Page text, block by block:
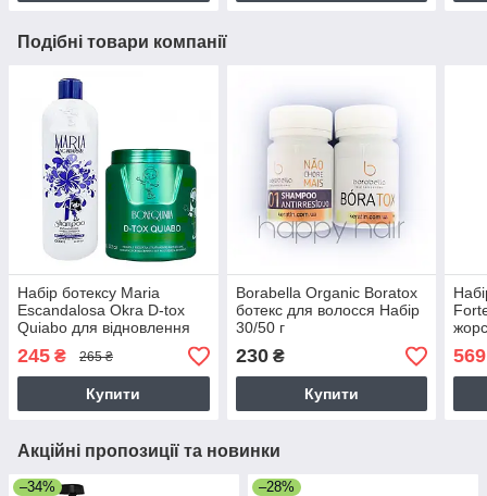
Подібні товари компанії
Набір ботексу Maria
Escandalosa Okra D-tox
Quiabo для відновлення
та живлення волосся
50+100 г (розлив)
245 ₴ 265 ₴
Купити
Borabella Organic Boratox
ботекс для волосся Набір
30/50 г
230₴
Купити
569
Акційні пропозиції та новинки
–34% –28%